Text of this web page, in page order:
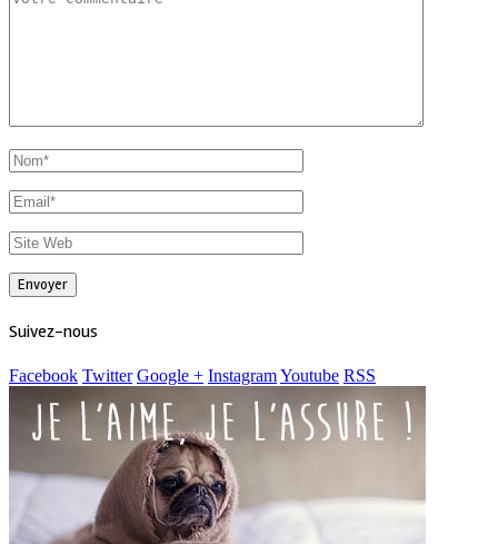
Suivez-nous
Facebook Twitter Google + InstagramYoutube RSS